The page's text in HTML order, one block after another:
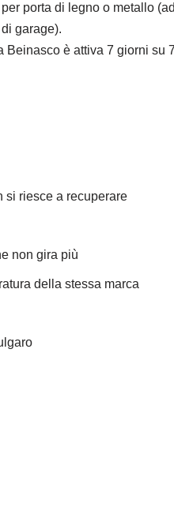
porta di legno o metallo
garage).
Beinasco è attiva 7 giorni su
si riesce a recuperare
non gira più
della stessa marca